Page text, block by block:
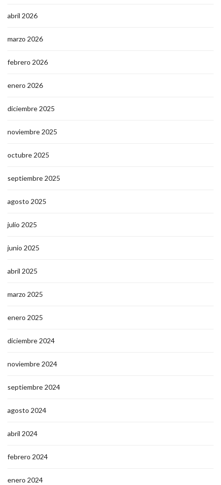
abril 2026
marzo 2026
febrero 2026
enero 2026
diciembre 2025
noviembre 2025
octubre 2025
septiembre 2025
agosto 2025
julio 2025
junio 2025
abril 2025
marzo 2025
enero 2025
diciembre 2024
noviembre 2024
septiembre 2024
agosto 2024
abril 2024
febrero 2024
enero 2024